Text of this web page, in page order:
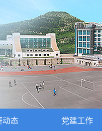
动态 党建工作